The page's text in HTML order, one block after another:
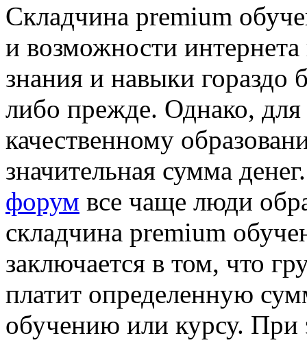
Склaдчинa premium
и возможности
знания и навыки гораздо
либо прежде. Однако,
качественному
значительная сумма
форум все чаще люди
складчина premium
заключается в том, что
платит определенную
обучению или курсу. При